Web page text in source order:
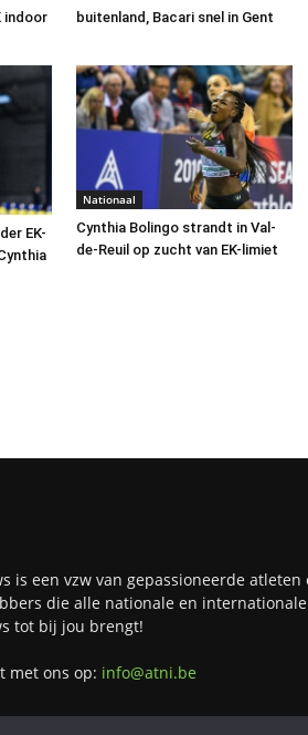
indoor
buitenland, Bacari snel in Gent
EK-
Nationaal
Cynthia Bolingo strandt in Val-
de-Reuil op zucht van EK-limiet
is een vzw van gepassioneerde atleten
die alle nationale en internationale
tot bij jou brengt!
met ons op: info@atni.be